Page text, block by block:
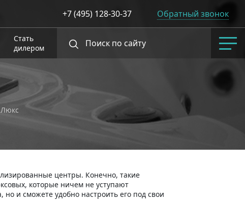
+7 (495) 128-30-37 Обратный звонок
Стать
дилером
центры. Конечно, такие
которые ничем не уступают
и сможете удобно настроить его под свои